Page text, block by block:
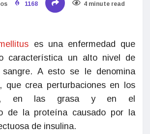
1168 4 minute read
es una enfermedad que
característica un alto nivel de
A esto se le denomina
que crea perturbaciones en los
en las grasa y en el
de la proteína causado por la
de insulina.